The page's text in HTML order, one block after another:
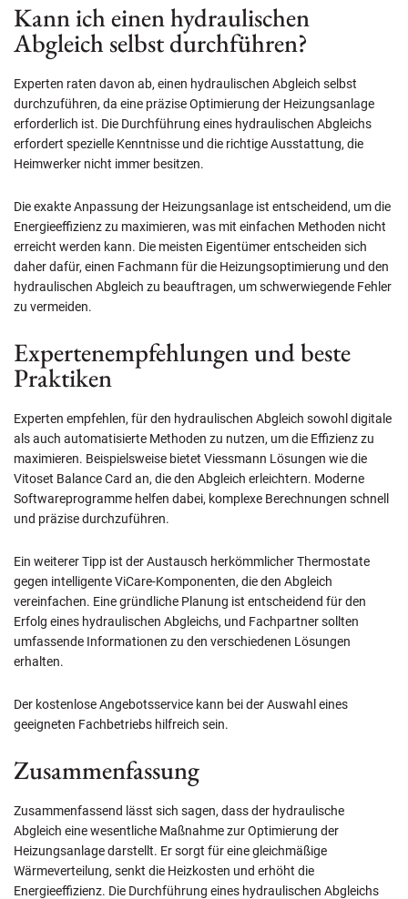
Kann ich einen hydraulischen
Abgleich selbst durchführen?
Experten raten davon ab, einen hydraulischen Abgleich selbst
durchzuführen, da eine präzise Optimierung der Heizungsanlage
erforderlich ist. Die Durchführung eines hydraulischen Abgleichs
erfordert spezielle Kenntnisse und die richtige Ausstattung, die
Heimwerker nicht immer besitzen.
Die exakte Anpassung der Heizungsanlage ist entscheidend, um die
Energieeffizienz zu maximieren, was mit einfachen Methoden nicht
erreicht werden kann. Die meisten Eigentümer entscheiden sich
daher dafür, einen Fachmann für die Heizungsoptimierung und den
hydraulischen Abgleich zu beauftragen, um schwerwiegende Fehler
zu vermeiden.
Expertenempfehlungen und beste
Praktiken
Experten empfehlen, für den hydraulischen Abgleich sowohl digitale
als auch automatisierte Methoden zu nutzen, um die Effizienz zu
maximieren. Beispielsweise bietet Viessmann Lösungen wie die
Vitoset Balance Card an, die den Abgleich erleichtern. Moderne
Softwareprogramme helfen dabei, komplexe Berechnungen schnell
und präzise durchzuführen.
Ein weiterer Tipp ist der Austausch herkömmlicher Thermostate
gegen intelligente ViCare-Komponenten, die den Abgleich
vereinfachen. Eine gründliche Planung ist entscheidend für den
Erfolg eines hydraulischen Abgleichs, und Fachpartner sollten
umfassende Informationen zu den verschiedenen Lösungen
erhalten.
Der kostenlose Angebotsservice kann bei der Auswahl eines
geeigneten Fachbetriebs hilfreich sein.
Zusammenfassung
Zusammenfassend lässt sich sagen, dass der hydraulische
Abgleich eine wesentliche Maßnahme zur Optimierung der
Heizungsanlage darstellt. Er sorgt für eine gleichmäßige
Wärmeverteilung, senkt die Heizkosten und erhöht die
Energieeffizienz. Die Durchführung eines hydraulischen Abgleichs